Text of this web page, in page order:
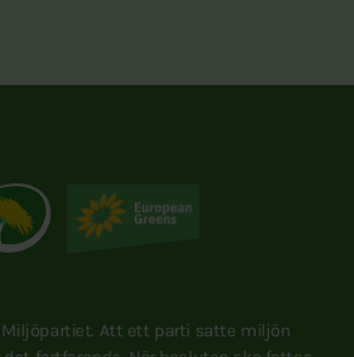
Miljöpartiet. Att ett parti satte miljön